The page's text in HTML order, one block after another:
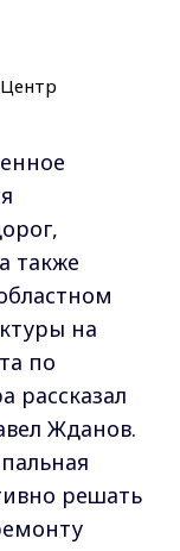
также
на
по
рассказал
Жданов.
решать